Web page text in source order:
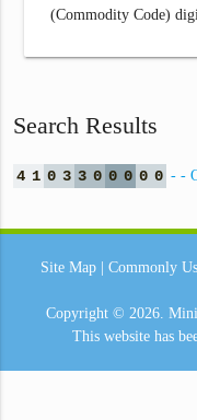
(Commodity Code)
Search Results
4 1 0 3 3 0 0 0 0 0 - -
Site Map Commonly
Copyright © 2026.
This website has